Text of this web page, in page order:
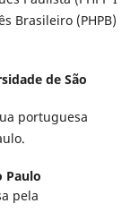
Brasileiro (PHPB)
de São
portuguesa
Paulo
pela